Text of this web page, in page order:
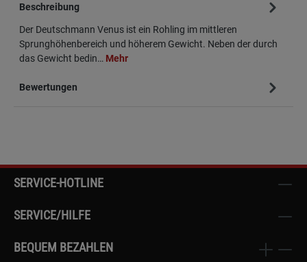
Beschreibung
Der Deutschmann Venus ist ein Rohling im mittleren
Sprunghöhenbereich und höherem Gewicht. Neben der durch
das Gewicht bedin… Mehr
Bewertungen
SERVICE-HOTLINE
SERVICE/HILFE
BEQUEM BEZAHLEN